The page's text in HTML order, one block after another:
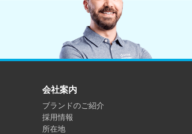
会社案内
ブランドのご紹介
採用情報
所在地